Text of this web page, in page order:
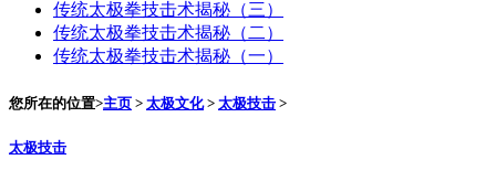
传统太极拳技击术揭秘（三）
传统太极拳技击术揭秘（二）
传统太极拳技击术揭秘（一）
您所在的位置>主页 > 太极文化> 太极技击 >
太极技击